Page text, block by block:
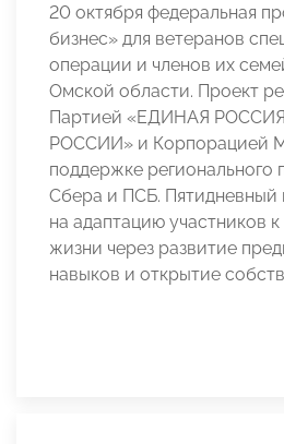
20 октября федеральная
бизнес» для ветеранов
операции и членов их
Омской области. Проект
Партией «ЕДИНАЯ
РОССИИ» и Корпорацией
поддержке регионального
Сбера и ПСБ. Пятидневный
на адаптацию участников
жизни через развитие
навыков и открытие